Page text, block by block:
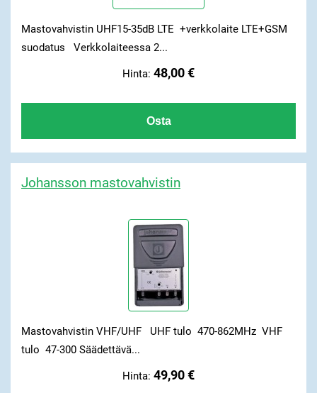
Mastovahvistin UHF15-35dB LTE +verkkolaite LTE+GSM
suodatus Verkkolaiteessa 2...
Hinta: 48,00 €
Johansson mastovahvistin
Mastovahvistin VHF/UHF UHF tulo 470-862MHz VHF
tulo 47-300 Säädettävä...
Hinta: 49,90 €